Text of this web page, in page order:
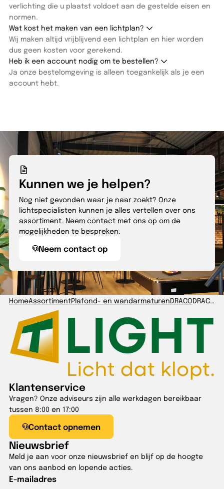
verlichting die u plaatst voldoet aan de gestelde eisen en
normen.
Wat kost het maken van een lichtplan?
Wij maken altijd vrijblijvend een lichtplan en hier worden
dus geen kosten voor gerekend.
Heb ik een account nodig om te bestellen?
Ja onze bestelomgeving is alleen toegankelijk als je een
account hebt.
Kunnen we je helpen?
Nog niet gevonden waar je naar zoekt? Onze
lichtspecialisten kunnen je alles vertellen over ons
assortiment. Neem contact met ons op om de
mogelijkheden te bespreken.
Neem contact op
HomeAssortimentPlafond- en wandarmaturenDRACODRACO 455 16W-830/840 IP66 + NL wit IK11++
Klantenservice
Vragen? Onze adviseurs zijn alle werkdagen bereikbaar
tussen 8:00 en 17:00
Contact opnemen
Nieuwsbrief
Meld je aan voor onze nieuwsbrief en blijf op de hoogte
van ons aanbod en lopende acties.
E-mailadres